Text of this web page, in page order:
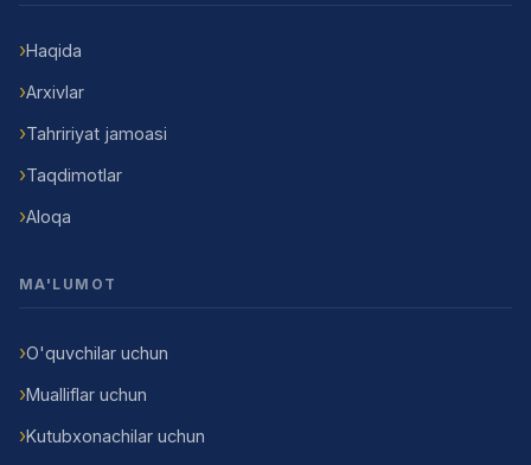
Haqida
Arxivlar
Tahririyat jamoasi
Taqdimotlar
Aloqa
MA'LUMOT
O'quvchilar uchun
Mualliflar uchun
Kutubxonachilar uchun